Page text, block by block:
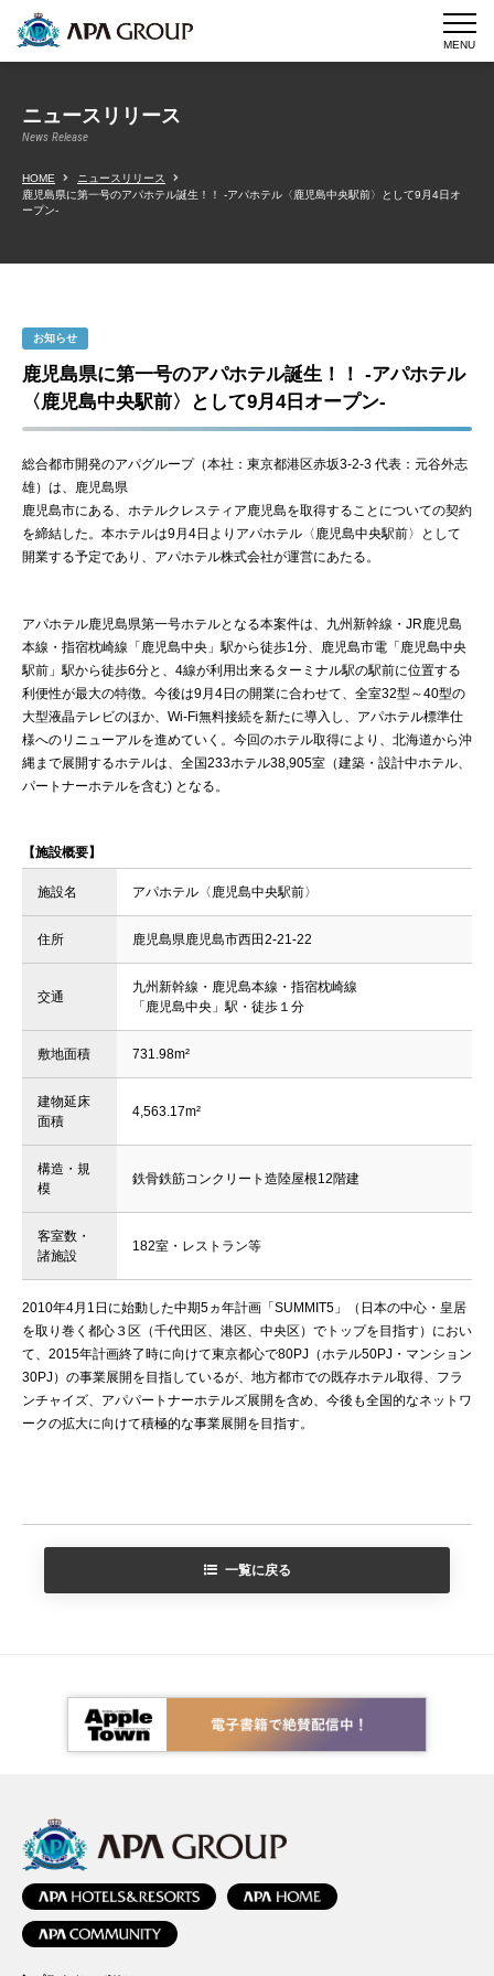
MENU
ニュースリリース
News Release
HOME
ニュースリリース
鹿児島県に第一号のアパホテル誕生！！ -アパホテル〈鹿児島中央駅前〉として9月4日オ
ープン-
お知らせ
鹿児島県に第一号のアパホテル誕生！！ -アパホテル
〈鹿児島中央駅前〉として9月4日オープン-
総合都市開発のアパグループ（本社：東京都港区赤坂3-2-3 代表：元谷外志
雄）は、鹿児島県
鹿児島市にある、ホテルクレスティア鹿児島を取得することについての契約
を締結した。本ホテルは9月4日よりアパホテル〈鹿児島中央駅前〉として
開業する予定であり、アパホテル株式会社が運営にあたる。
アパホテル鹿児島県第一号ホテルとなる本案件は、九州新幹線・JR鹿児島
本線・指宿枕崎線「鹿児島中央」駅から徒歩1分、鹿児島市電「鹿児島中央
駅前」駅から徒歩6分と、4線が利用出来るターミナル駅の駅前に位置する
利便性が最大の特徴。今後は9月4日の開業に合わせて、全室32型～40型の
大型液晶テレビのほか、Wi-Fi無料接続を新たに導入し、アパホテル標準仕
様へのリニューアルを進めていく。今回のホテル取得により、北海道から沖
縄まで展開するホテルは、全国233ホテル38,905室（建築・設計中ホテル、
パートナーホテルを含む) となる。
【施設概要】
施設名 アパホテル〈鹿児島中央駅前〉
住所 鹿児島県鹿児島市西田2-21-22
交通
九州新幹線・鹿児島本線・指宿枕崎線
「鹿児島中央」駅・徒歩１分
敷地面積 731.98m²
建物延床
面積
4,563.17m²
構造・規
模
鉄骨鉄筋コンクリート造陸屋根12階建
客室数・
諸施設
182室・レストラン等
2010年4月1日に始動した中期5ヵ年計画「SUMMIT5」（日本の中心・皇居
を取り巻く都心３区（千代田区、港区、中央区）でトップを目指す）におい
て、2015年計画終了時に向けて東京都心で80PJ（ホテル50PJ・マンション
30PJ）の事業展開を目指しているが、地方都市での既存ホテル取得、フラ
ンチャイズ、アパパートナーホテルズ展開を含め、今後も全国的なネットワ
ークの拡大に向けて積極的な事業展開を目指す。
一覧に戻る